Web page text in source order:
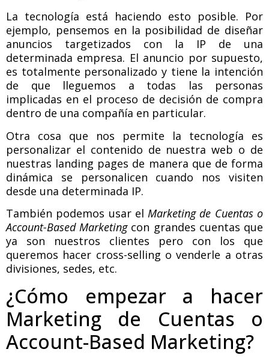
La tecnología está haciendo esto posible. Por
ejemplo, pensemos en la posibilidad de diseñar
anuncios targetizados con la IP de una
determinada empresa. El anuncio por supuesto,
es totalmente personalizado y tiene la intención
de que lleguemos a todas las personas
implicadas en el proceso de decisión de compra
dentro de una compañía en particular.
Otra cosa que nos permite la tecnología es
personalizar el contenido de nuestra web o de
nuestras landing pages de manera que de forma
dinámica se personalicen cuando nos visiten
desde una determinada IP.
También podemos usar elMarketing de Cuentas o
Account-Based Marketingcon grandes cuentas que
ya son nuestros clientes pero con los que
queremos hacer cross-selling o venderle a otras
divisiones, sedes, etc.
¿Cómo empezar a hacer
Marketing de Cuentas o
Account-Based Marketing?